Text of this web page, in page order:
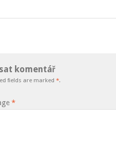
komentář
fields are marked *.
*